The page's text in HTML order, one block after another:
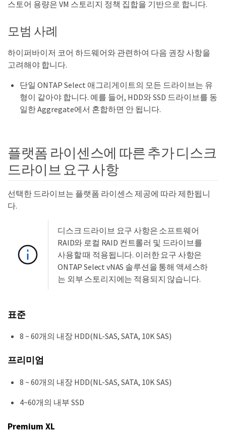
스토어 용량은 VM 스토리지 정책 집합을 기반으로 합니다.
모범 사례
하이퍼바이저 코어 하드웨어와 관련하여 다음 권장 사항을
고려해야 합니다.
단일 ONTAP Select 애그리게이트의 모든 드라이브는 유
형이 같아야 합니다. 예를 들어, HDD와 SSD 드라이브를 동
일한 Aggregate에서 혼합하면 안 됩니다.
플랫폼 라이센스에 따른 추가 디스크
드라이브 요구 사항
선택한 드라이브는 플랫폼 라이센스 제공에 따라 제한됩니
다.
디스크 드라이브 요구 사항은 소프트웨어
RAID와 로컬 RAID 컨트롤러 및 드라이브를
사용할 때 적용됩니다. 이러한 요구 사항은
ONTAP Select vNAS 솔루션을 통해 액세스하
는 외부 스토리지에는 적용되지 않습니다.
표준
8 ~ 60개의 내장 HDD(NL-SAS, SATA, 10K SAS)
프리미엄
8 ~ 60개의 내장 HDD(NL-SAS, SATA, 10K SAS)
4~60개의 내부 SSD
Premium XL